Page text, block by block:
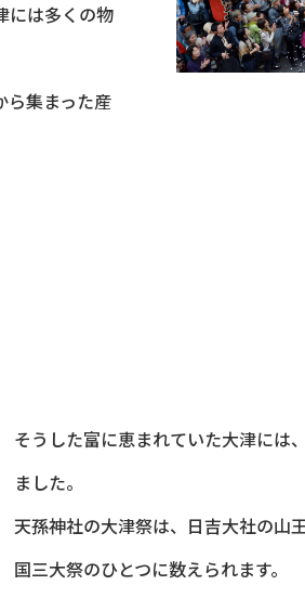
には多くの物
ら集まった産
そうした富に恵まれていた大津には
ました。
天孫神社の大津祭は、日吉大社の山
国三大祭のひとつに数えられます。